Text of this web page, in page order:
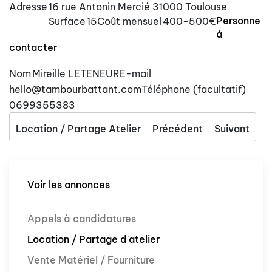
Adresse16 rue Antonin Mercié 31000 Toulouse
Surface15Coût mensuel 400-500€Personne
á
contacter
NomMireille LETENEURE-mail
hello@tambourbattant.comTéléphone (facultatif)
0699355383
Location / Partage Atelier
Précédent Suivant
Voir les annonces
Appels à candidatures
Location / Partage d'atelier
Vente Matériel / Fourniture